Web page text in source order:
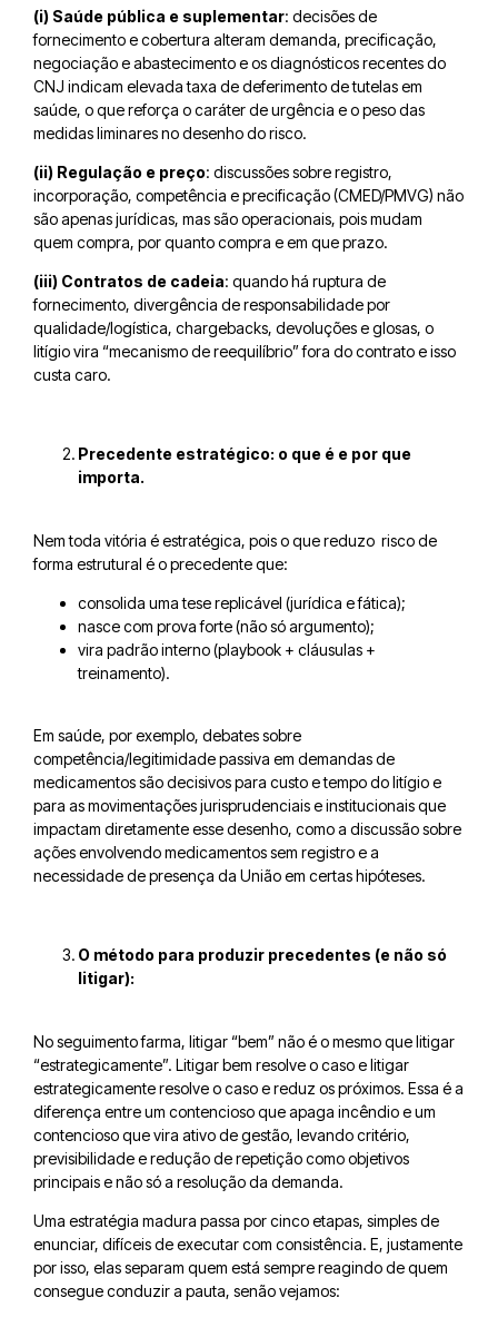
(i) Saúde pública e suplementar: decisões de
fornecimento e cobertura alteram demanda, precificação,
negociação e abastecimento e os diagnósticos recentes do
CNJ indicam elevada taxa de deferimento de tutelas em
saúde, o que reforça o caráter de urgência e o peso das
medidas liminares no desenho do risco.
(ii) Regulação e preço: discussões sobre registro,
incorporação, competência e precificação (CMED/PMVG) não
são apenas jurídicas, mas são operacionais, pois mudam
quem compra, por quanto compra e em que prazo.
(iii) Contratos de cadeia: quando há ruptura de
fornecimento, divergência de responsabilidade por
qualidade/logística, chargebacks, devoluções e glosas, o
litígio vira “mecanismo de reequilíbrio” fora do contrato e isso
custa caro.
Precedente estratégico: o que é e por que
importa.
Nem toda vitória é estratégica, pois o que reduzo risco de
forma estrutural é o precedente que:
consolida uma tese replicável (jurídica e fática);
nasce com prova forte (não só argumento);
vira padrão interno (playbook + cláusulas +
treinamento).
Em saúde, por exemplo, debates sobre
competência/legitimidade passiva em demandas de
medicamentos são decisivos para custo e tempo do litígio e
para as movimentações jurisprudenciais e institucionais que
impactam diretamente esse desenho, como a discussão sobre
ações envolvendo medicamentos sem registro e a
necessidade de presença da União em certas hipóteses.
O método para produzir precedentes (e não só
litigar):
No seguimento farma, litigar “bem” não é o mesmo que litigar
“estrategicamente”. Litigar bem resolve o caso e litigar
estrategicamente resolve o caso e reduz os próximos. Essa é a
diferença entre um contencioso que apaga incêndio e um
contencioso que vira ativo de gestão, levando critério,
previsibilidade e redução de repetição como objetivos
principais e não só a resolução da demanda.
Uma estratégia madura passa por cinco etapas, simples de
enunciar, difíceis de executar com consistência. E, justamente
por isso, elas separam quem está sempre reagindo de quem
consegue conduzir a pauta, senão vejamos: